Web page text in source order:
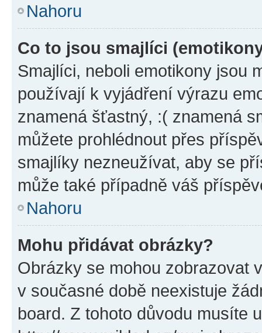
Nahoru
Co to jsou smajlíci
Smajlíci, neboli emotikony jsou
používají k vyjádření výrazu
znamená šťastný, :( znamená
můžete prohlédnout přes
smajlíky nezneužívat, aby se
může také případně váš
Nahoru
Mohu přidávat obrázky?
Obrázky se mohou zobrazovat
v současné době neexistuje
board. Z tohoto důvodu musíte